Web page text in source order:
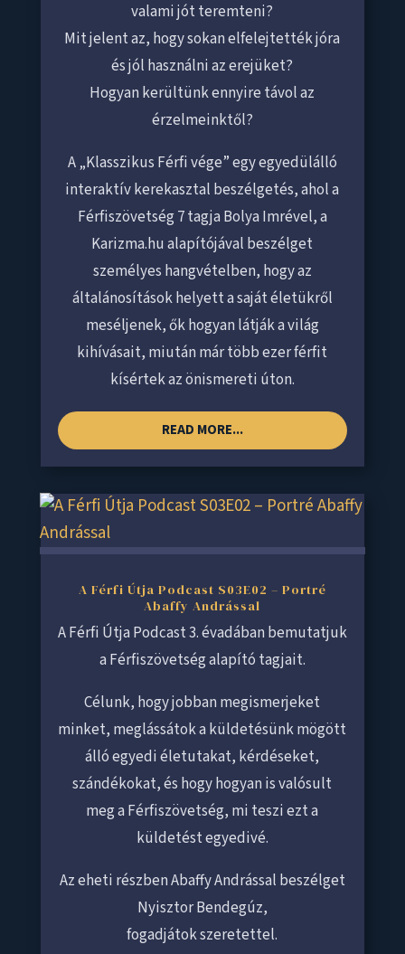
valami jót teremteni?
Mit jelent az, hogy sokan elfelejtették jóra
és jól használni az erejüket?
Hogyan kerültünk ennyire távol az
érzelmeinktől?
A „Klasszikus Férfi vége” egy egyedülálló
interaktív kerekasztal beszélgetés, ahol a
Férfiszövetség 7 tagja Bolya Imrével, a
Karizma.hu alapítójával beszélget
személyes hangvételben, hogy az
általánosítások helyett a saját életükről
meséljenek, ők hogyan látják a világ
kihívásait, miután már több ezer férfit
kísértek az önismereti úton.
READ MORE...
A Férfi Útja Podcast S03E02 – Portré
Abaffy Andrással
A Férfi Útja Podcast 3. évadában bemutatjuk
a Férfiszövetség alapító tagjait.
Célunk, hogy jobban megismerjeket
minket, meglássátok a küldetésünk mögött
álló egyedi életutakat, kérdéseket,
szándékokat, és hogy hogyan is valósult
meg a Férfiszövetség, mi teszi ezt a
küldetést egyedivé.
Az eheti részben Abaffy Andrással beszélget
Nyisztor Bendegúz,
fogadjátok szeretettel.